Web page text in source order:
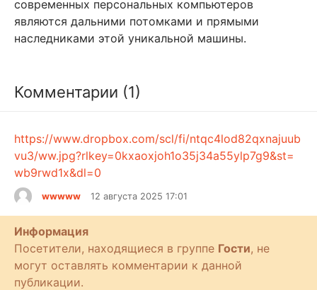
современных персональных компьютеров
являются дальними потомками и прямыми
наследниками этой уникальной машины.
Комментарии (1)
https://www.dropbox.com/scl/fi/ntqc4lod82qxnajuub
vu3/ww.jpg?rlkey=0kxaoxjoh1o35j34a55ylp7g9&st=
wb9rwd1x&dl=0
wwwww 12 августа 2025 17:01
Информация
Посетители, находящиеся в группе Гости, не
могут оставлять комментарии к данной
публикации.